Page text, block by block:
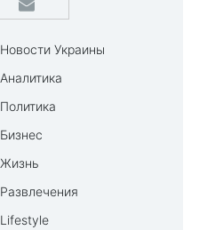
Новости Украины
Аналитика
Политика
Бизнес
Жизнь
Развлечения
Lifestyle